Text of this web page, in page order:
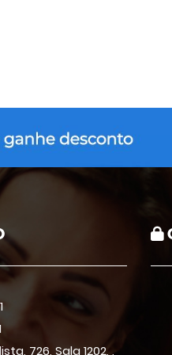
726, Sala 1202, ,